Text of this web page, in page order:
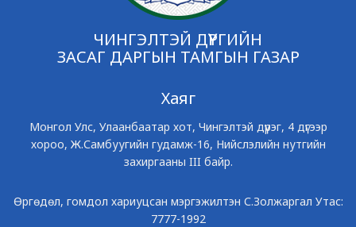
ЧИНГЭЛТЭЙ ДҮҮРГИЙН
ЗАСАГ ДАРГЫН ТАМГЫН ГАЗАР
Хаяг
Монгол Улс, Улаанбаатар хот, Чингэлтэй дүүрэг, 4 дүгээр
хороо, Ж.Самбуугийн гудамж-16, Нийслэлийн нутгийн
захиргааны III байр.
Өргөдөл, гомдол хариуцсан мэргэжилтэн С.Золжаргал Утас:
7777-1992